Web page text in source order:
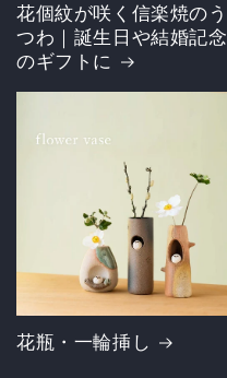
花個紋が咲く信楽焼のう
つわ｜誕生日や結婚記念
のギフトに
花瓶・一輪挿し